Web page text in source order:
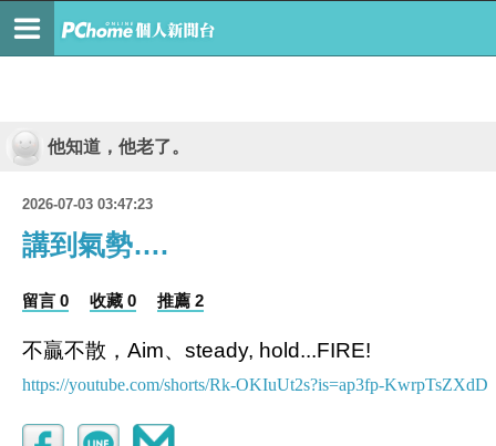
他知道，他老了。
2026-07-03 03:47:23
講到氣勢….
留言 0 收藏 0 推薦 2
不贏不散，Aim、steady, hold...FIRE!
https://youtube.com/shorts/Rk-OKIuUt2s?is=ap3fp-KwrpTsZXdD